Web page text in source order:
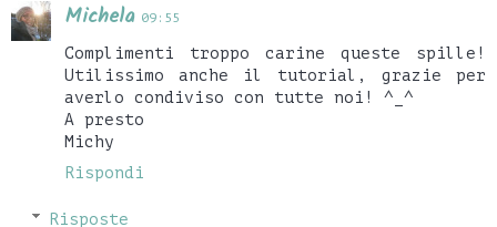
Michela 09:55
Complimenti troppo carine queste spille!
Utilissimo anche il tutorial, grazie per
averlo condiviso con tutte noi! ^_^
A presto
Michy
Rispondi
Risposte